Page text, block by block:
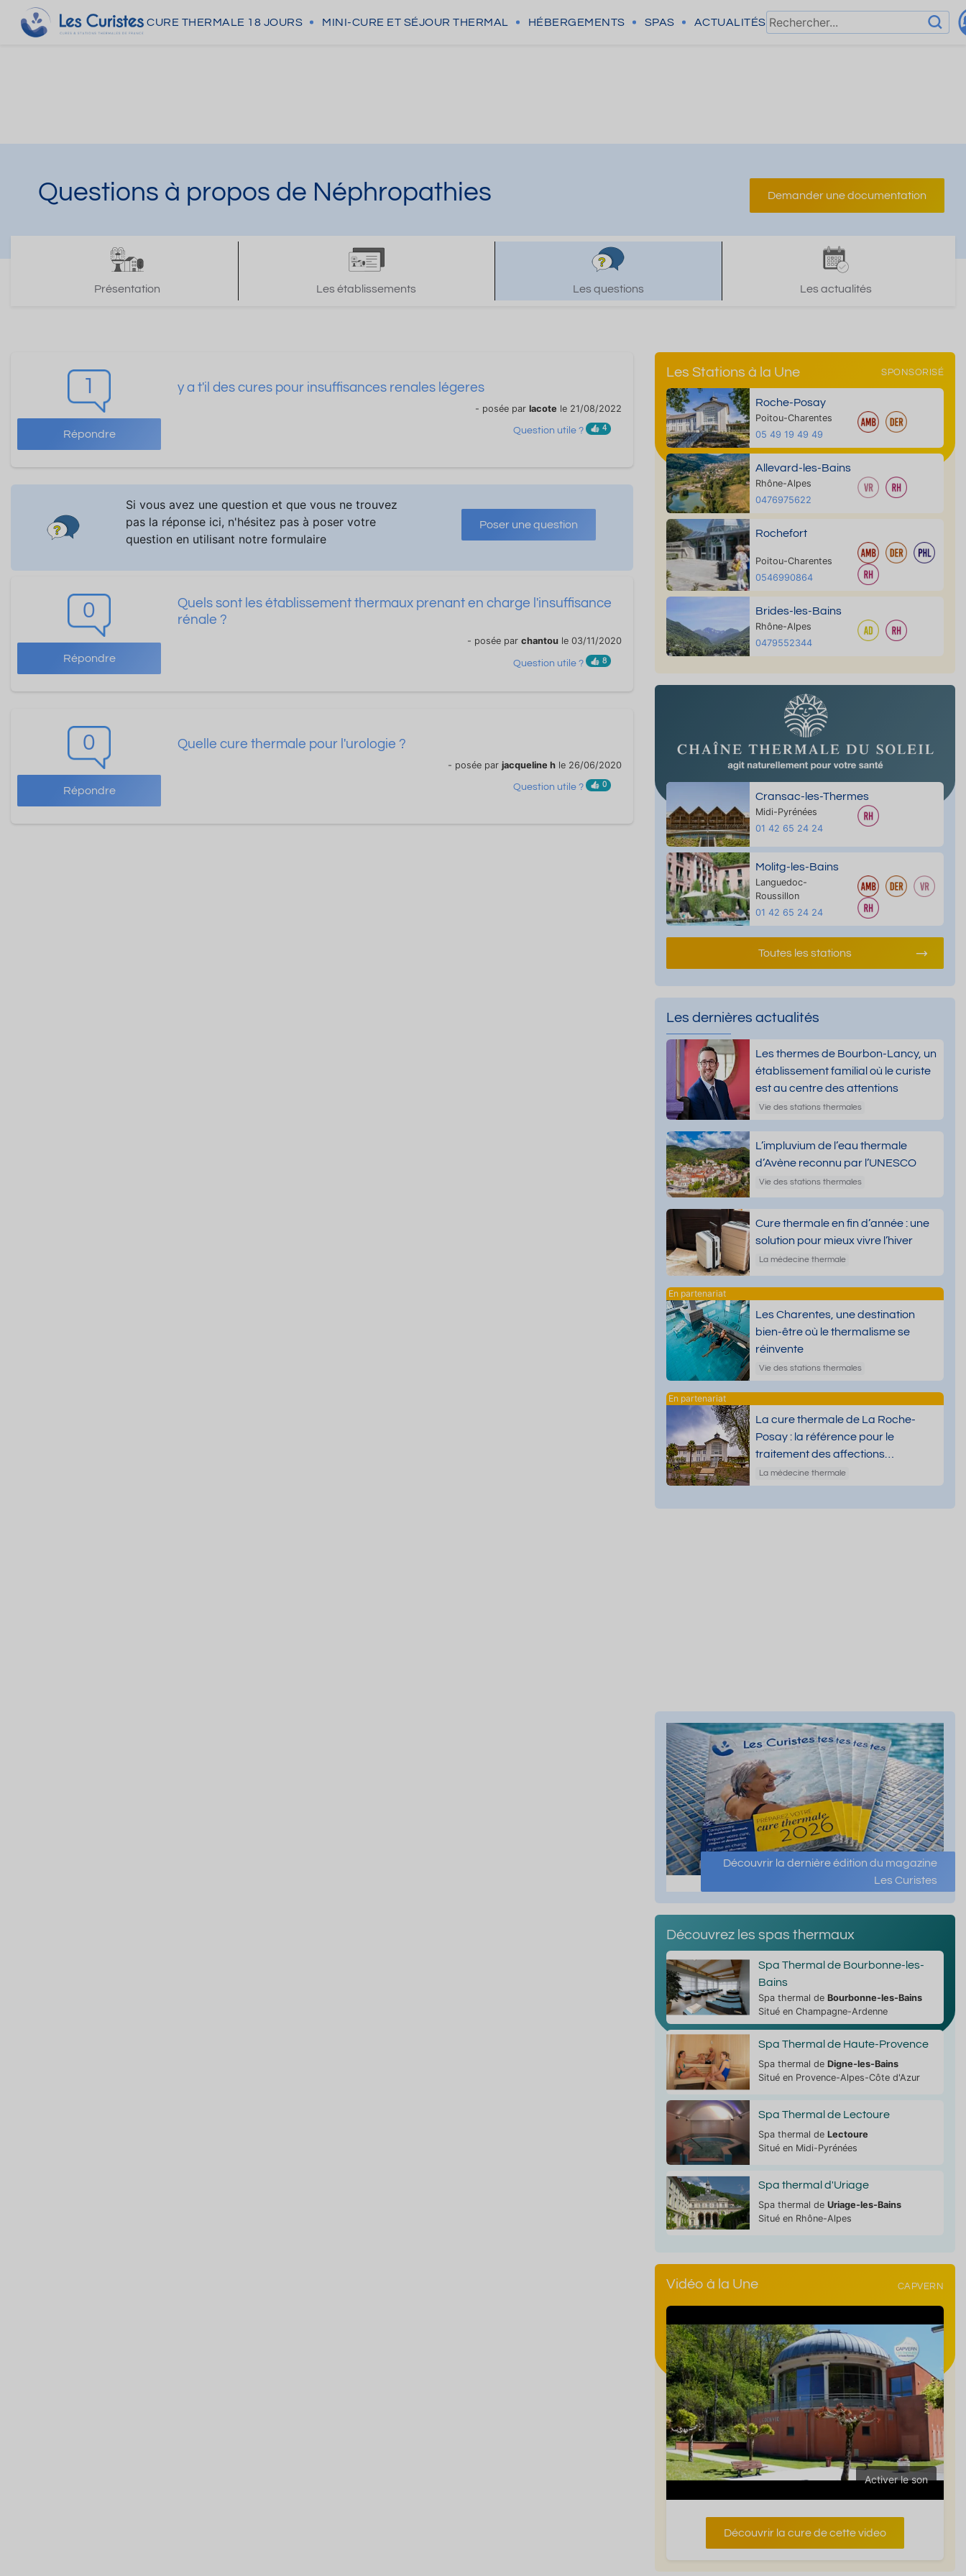
CURE THERMALE 18 JOURS MINI-CURE ET SÉJOUR THERMAL HÉBERGEMENTS SPAS ACTUALITÉS
Questions à propos de Néphropathies Demander une documentation
Présentation Les établissements Les questions Les actualités
1
Répondre
y a t'il des cures pour insuffisances renales légeres
- posée par lacote le 21/08/2022
Question utile ? 4
Si vous avez une question et que vous ne trouvez
pas la réponse ici, n'hésitez pas à poser votre
question en utilisant notre formulaire
Poser une question
0
Répondre
Quels sont les établissement thermaux prenant en charge l'insuffisance
rénale ?
- posée par chantou le 03/11/2020
Question utile ? 8
0
Répondre
Quelle cure thermale pour l'urologie ?
- posée par jacqueline h le 26/06/2020
Question utile ? 0
Les Stations à la Une SPONSORISÉ
Roche-Posay
Poitou-Charentes
05 49 19 49 49
Allevard-les-Bains
Rhône-Alpes
0476975622
Rochefort
Poitou-Charentes
0546990864
Brides-les-Bains
Rhône-Alpes
0479552344
Cransac-les-Thermes
Midi-Pyrénées
01 42 65 24 24
Molitg-les-Bains
Languedoc-
Roussillon
01 42 65 24 24
Toutes les stations
Les dernières actualités
Les thermes de Bourbon-Lancy, un
établissement familial où le curiste
est au centre des attentions
Vie des stations thermales
L’impluvium de l’eau thermale
d’Avène reconnu par l’UNESCO
Vie des stations thermales
Cure thermale en fin d’année : une
solution pour mieux vivre l’hiver
La médecine thermale
Les Charentes, une destination
bien-être où le thermalisme se
réinvente
Vie des stations thermales
La cure thermale de La Roche-
Posay : la référence pour le
traitement des affections
dermatologiques
La médecine thermale
Découvrir la dernière édition du magazine
Les Curistes
Découvrez les spas thermaux
Spa Thermal de Bourbonne-les-
Bains
Spa thermal de Bourbonne-les-Bains
Situé en Champagne-Ardenne
Spa Thermal de Haute-Provence
Spa thermal de Digne-les-Bains
Situé en Provence-Alpes-Côte d'Azur
Spa Thermal de Lectoure
Spa thermal de Lectoure
Situé en Midi-Pyrénées
Spa thermal d'Uriage
Spa thermal de Uriage-les-Bains
Situé en Rhône-Alpes
Vidéo à la Une CAPVERN
Activer le son
Découvrir la cure de cette video